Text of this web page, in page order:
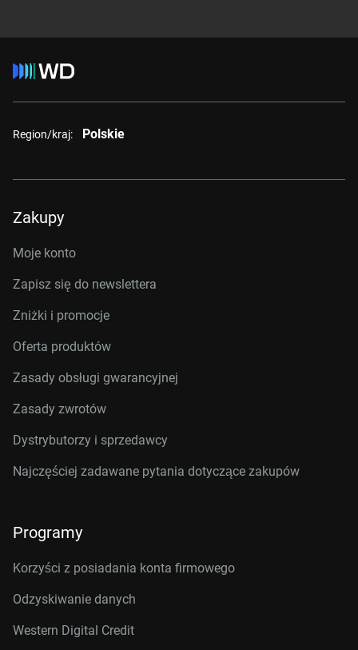
Region/kraj: Polskie
Zakupy
Moje konto
Zapisz się do newslettera
Zniżki i promocje
Oferta produktów
Zasady obsługi gwarancyjnej
Zasady zwrotów
Dystrybutorzy i sprzedawcy
Najczęściej zadawane pytania dotyczące zakupów
Programy
Korzyści z posiadania konta firmowego
Odzyskiwanie danych
Western Digital Credit